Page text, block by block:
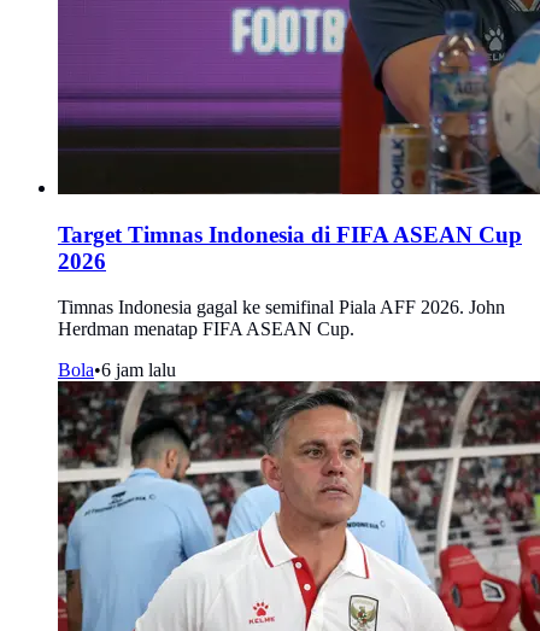
Target Timnas Indonesia di FIFA ASEAN Cup
2026
Timnas Indonesia gagal ke semifinal Piala AFF 2026. John
Herdman menatap FIFA ASEAN Cup.
Bola•6 jam lalu